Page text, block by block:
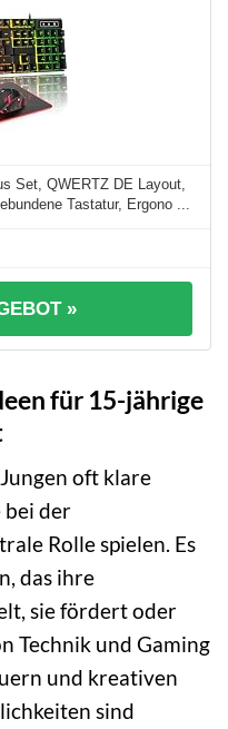
Set, QWERTZ DE Layout,
Tastatur, Ergono ...
»
für 15-jährige
oft klare
bei der
Rolle spielen. Es
das ihre
sie fördert oder
Technik und Gaming
und kreativen
sind